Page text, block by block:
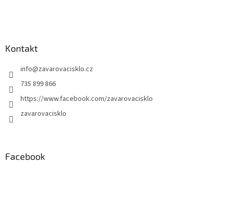
Kontakt
info@zavarovacisklo.cz
735 899 866
https://www.facebook.com/zavarovacisklo
zavarovacisklo
Facebook